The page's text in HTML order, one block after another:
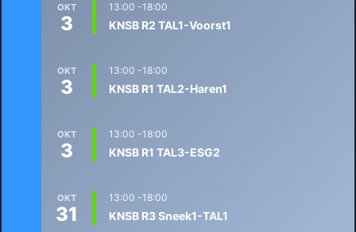
OKT
3
13:00 -18:00
KNSB R2 TAL1-Voorst1
OKT
3
13:00 -18:00
KNSB R1 TAL2-Haren1
OKT
3
13:00 -18:00
KNSB R1 TAL3-ESG2
OKT
31
13:00 -18:00
KNSB R3 Sneek1-TAL1